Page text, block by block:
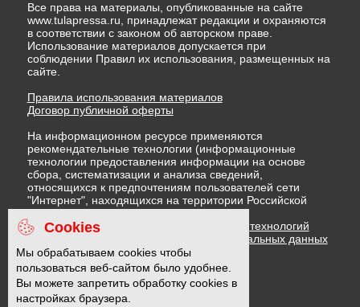
Все права на материалы, опубликованные на сайте
www.tulapressa.ru, принадлежат редакции и охраняются
в соответствии с законом об авторском праве.
Использование материалов допускается при
соблюдении Правил их использования, размещенных на
сайте.
Правила использования материалов
Договор публичной оферты
На информационном ресурсе применяются
рекомендательные технологии (информационные
технологии предоставления информации на основе
сбора, систематизации и анализа сведений,
относящихся к предпочтениям пользователей сети
"Интернет", находящихся на территории Российской
Федерации)
Правила применения рекомендательных технологий
Политика в отношении обработки персональных данных
Политика обработки файлов cookie
16 +
Cookies
Мы обрабатываем cookies чтобы
пользоваться веб-сайтом было удобнее.
Вы можете запретить обработку cookies в
настройках браузера.